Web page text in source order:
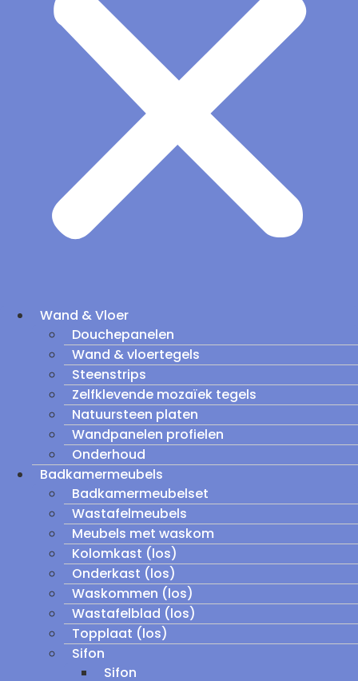
Wand & Vloer
Douchepanelen
Wand & vloertegels
Steenstrips
Zelfklevende mozaïek tegels
Natuursteen platen
Wandpanelen profielen
Onderhoud
Badkamermeubels
Badkamermeubelset
Wastafelmeubels
Meubels met waskom
Kolomkast (los)
Onderkast (los)
Waskommen (los)
Wastafelblad (los)
Topplaat (los)
Sifon
Sifon